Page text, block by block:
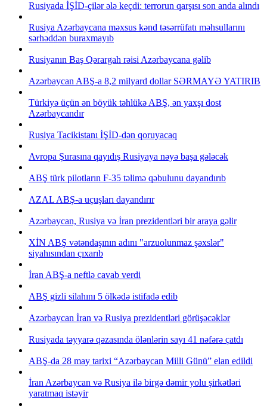
Rusiyada İŞİD-çilər ələ keçdi: terrorun qarşısı son anda alındı
Rusiya Azərbaycana məxsus kənd təsərrüfatı məhsullarını
sərhəddən buraxmayıb
Rusiyanın Baş Qərargah rəisi Azərbaycana gəlib
Azərbaycan ABŞ-a 8,2 milyard dollar SƏRMAYƏ YATIRIB
Türkiyə üçün ən böyük təhlükə ABŞ, ən yaxşı dost
Azərbaycandır
Rusiya Tacikistanı İŞİD-dən qoruyacaq
Avropa Şurasına qayıdış Rusiyaya nəyə başa gələcək
ABŞ türk pilotların F-35 təlimə qəbulunu dayandırıb
AZAL ABŞ-a uçuşları dayandırır
Azərbaycan, Rusiya və İran prezidentləri bir araya gəlir
XİN ABŞ vətəndaşının adını "arzuolunmaz şəxslər"
siyahısından çıxarıb
İran ABŞ-a neftlə cavab verdi
ABŞ gizli silahını 5 ölkədə istifadə edib
Azərbaycan İran və Rusiya prezidentləri görüşəcəklər
Rusiyada təyyarə qəzasında ölənlərin sayı 41 nəfərə çatdı
ABŞ-da 28 may tarixi “Azərbaycan Milli Günü” elan edildi
İran Azərbaycan və Rusiya ilə birgə dəmir yolu şirkətləri
yaratmaq istəyir